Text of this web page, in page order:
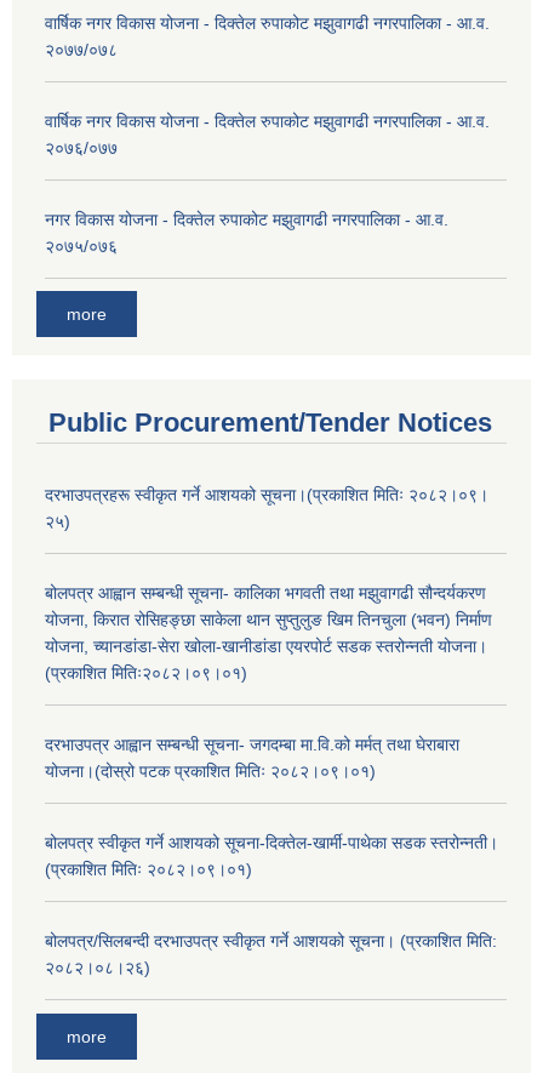
वार्षिक नगर विकास योजना - दिक्तेल रुपाकोट मझुवागढी नगरपालिका - आ.व.
२०७७/०७८
वार्षिक नगर विकास योजना - दिक्तेल रुपाकोट मझुवागढी नगरपालिका - आ.व.
२०७६/०७७
नगर विकास योजना - दिक्तेल रुपाकोट मझुवागढी नगरपालिका - आ.व.
२०७५/०७६
more
Public Procurement/Tender Notices
दरभाउपत्रहरू स्वीकृत गर्ने आशयको सूचना।(प्रकाशित मितिः २०८२।०९।
२५)
बोलपत्र आह्वान सम्बन्धी सूचना- कालिका भगवती तथा मझुवागढी सौन्दर्यकरण
योजना, किरात रोसिहङ्छा साकेला थान सुप्तुलुङ खिम तिनचुला (भवन) निर्माण
योजना, च्यानडांडा-सेरा खोला-खानीडांडा एयरपोर्ट सडक स्तरोन्नती योजना।
(प्रकाशित मितिः२०८२।०९।०१)
दरभाउपत्र आह्वान सम्बन्धी सूचना- जगदम्बा मा.वि.को मर्मत् तथा घेराबारा
योजना।(दोस्रो पटक प्रकाशित मितिः २०८२।०९।०१)
बोलपत्र स्वीकृत गर्ने आशयको सूचना-दिक्तेल-खार्मी-पाथेका सडक स्तरोन्नती।
(प्रकाशित मितिः २०८२।०९।०१)
बोलपत्र/सिलबन्दी दरभाउपत्र स्वीकृत गर्ने आशयको सूचना। (प्रकाशित मिति:
२०८२।०८।२६)
more